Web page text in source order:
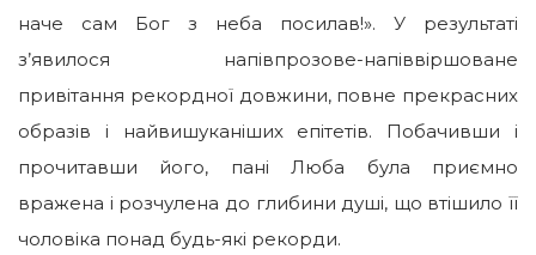
наче сам Бог з неба посилав!». У результаті
з’явилося напівпрозове-напіввіршоване
привітання рекордної довжини, повне прекрасних
образів і найвишуканіших епітетів. Побачивши і
прочитавши його, пані Люба була приємно
вражена і розчулена до глибини душі, що втішило її
чоловіка понад будь-які рекорди.